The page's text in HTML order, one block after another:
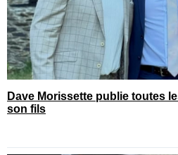
Dave Morissette publie toutes
son fils